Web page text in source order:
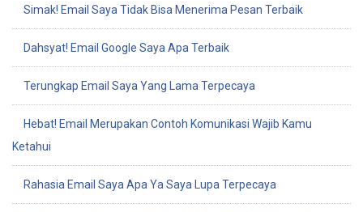
Simak! Email Saya Tidak Bisa Menerima Pesan Terbaik
Dahsyat! Email Google Saya Apa Terbaik
Terungkap Email Saya Yang Lama Terpecaya
Hebat! Email Merupakan Contoh Komunikasi Wajib Kamu
Ketahui
Rahasia Email Saya Apa Ya Saya Lupa Terpecaya